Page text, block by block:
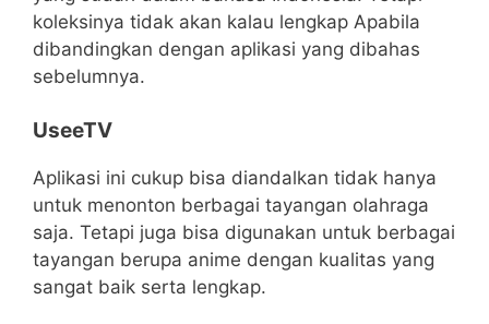
koleksinya tidak akan kalau lengkap Apabila
dibandingkan dengan aplikasi yang dibahas
sebelumnya.
UseeTV
Aplikasi ini cukup bisa diandalkan tidak hanya
untuk menonton berbagai tayangan olahraga
saja. Tetapi juga bisa digunakan untuk berbagai
tayangan berupa anime dengan kualitas yang
sangat baik serta lengkap.